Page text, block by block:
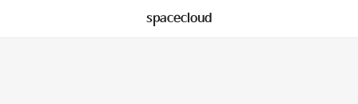
spacecloud